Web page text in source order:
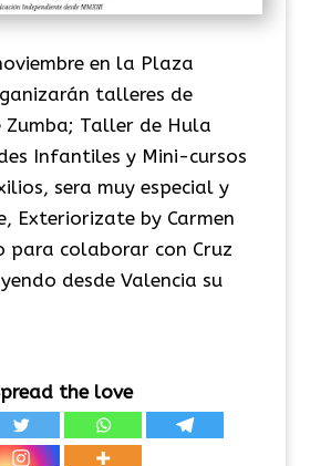
en la Plaza
talleres de
Zumba; Taller de Hula
Infantiles y Mini-cursos
sera muy especial y
Exteriorizate by Carmen
para colaborar con Cruz
desde Valencia su
the love